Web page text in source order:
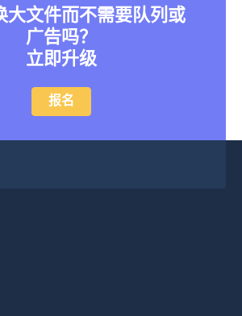
大文件而不需要队列或
广告吗？
立即升级
报名